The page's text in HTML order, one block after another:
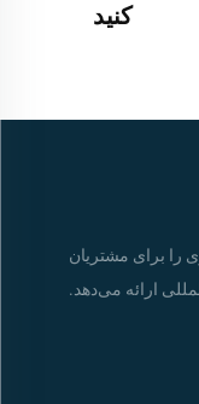
کنید
را برای مشتریان
ارائه می‌دهد.